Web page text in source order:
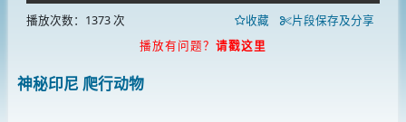
播放次数：1373 次 收藏
片段保存及分享
播放有问题？ 请戳这里
神秘印尼 爬行动物